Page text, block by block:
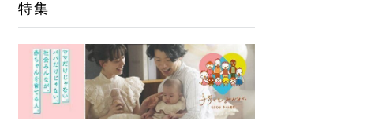
特集